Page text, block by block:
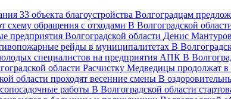
Волгоградцам
В Волгоградской
Денис
В
В
Расчистку Медведицы продолжат в
В
В Волгоградской области